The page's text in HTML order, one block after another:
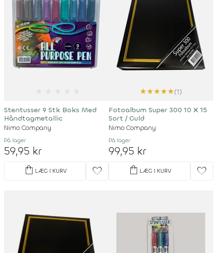
Stentusser 9 Stk Boks Med
Håndtagmetallic
Nimo Company
På lager
59,95 kr
shopping_bag LÆG I KURV favorite
★★★★★(1)
Fotoalbum Super 300 10 X 15
Sort / Guld
Nimo Company
På lager
99,95 kr
shopping_bag LÆG I KURV favorite